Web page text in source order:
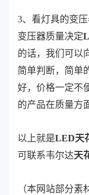
3、看灯具的变
变压器质量决定
的话，我们可以
简单判断，简单
好，价格一定不
的产品在质量方
以上就是LED天
可联系韦尔达天
（本网站部分